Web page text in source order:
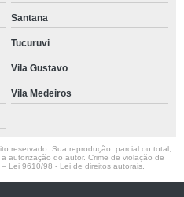
Santana
Tucuruvi
Vila Gustavo
Vila Medeiros
reservado. Sua reprodução, parcial ou total,
autorização do autor. Crime de violação de
– Lei 9610/98 - Lei de direitos autorais